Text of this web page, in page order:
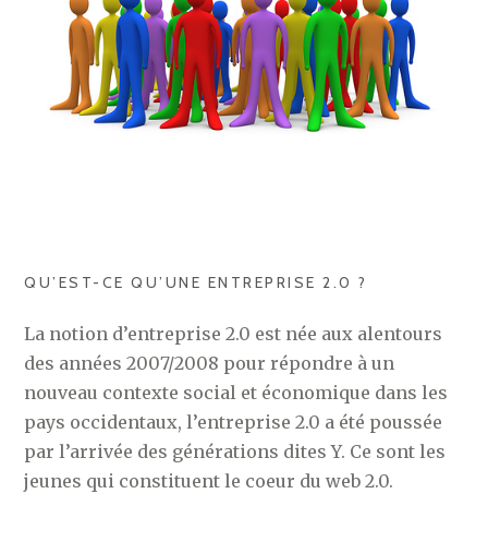
QU’EST-CE QU’UNE ENTREPRISE 2.0 ?
La notion d’entreprise 2.0 est née aux alentours
des années 2007/2008 pour répondre à un
nouveau contexte social et économique dans les
pays occidentaux, l’entreprise 2.0 a été poussée
par l’arrivée des générations dites Y. Ce sont les
jeunes qui constituent le coeur du web 2.0.